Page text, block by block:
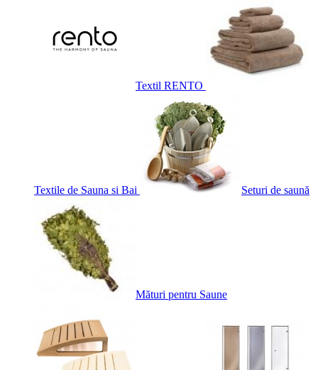
Textil RENTO
Textile de Sauna si Bai Seturi de saună
Mături pentru Saune